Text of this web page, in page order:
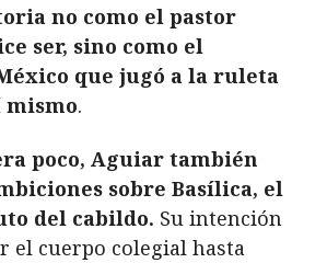
no como el pastor
ser, sino como el
que jugó a la ruleta
mismo.
poco, Aguiar también
sobre Basílica, el
del cabildo. Su intención
el cuerpo colegial hasta